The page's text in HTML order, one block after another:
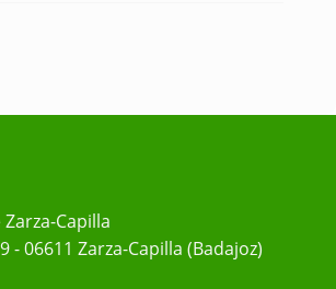
Capilla
- 06611 Zarza-Capilla (Badajoz)